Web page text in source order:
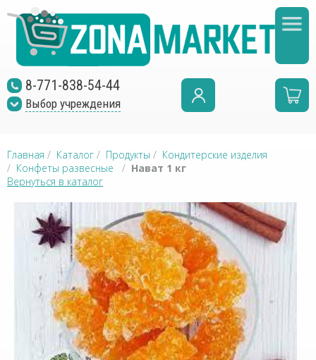
8-771-838-54-44
Выбор учреждения
Главная / Каталог / Продукты / Кондитерские изделия
/ Конфеты развесные / Нават 1 кг
Вернуться в каталог